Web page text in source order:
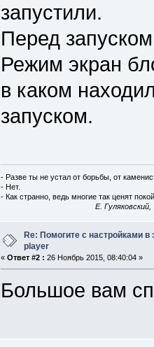
запустили.
Перед
Режим экран
в каком
запуском.
- Разве ты не устал от борьбы, от
- Нет.
- Как странно, ведь многие так ценят
E.
Re: Помогите с настройками
player
«Ответ #2 : 26 Ноябрь 2015, 08:40:04 »
Большое вам